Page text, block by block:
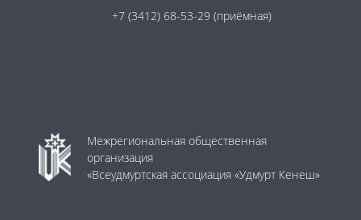
+7 (3412) 68-53-29(приёмная)
Межрегиональная общественная
организация
«Всеудмуртская ассоциация «Удмурт Кенеш»